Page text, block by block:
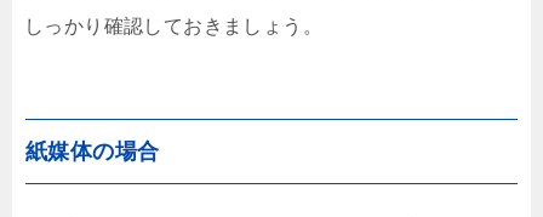
しっかり確認しておきましょう。
紙媒体の場合